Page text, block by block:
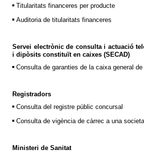
Titularitats financeres per producte
Auditoria de titularitats financeres
Servei electrònic de consulta i actuació
i dipòsits constituït en caixes (SECAD)
Consulta de garanties de la caixa general
Registradors
Consulta del registre públic concursal
Consulta de vigència de càrrec a una
Ministeri de Sanitat